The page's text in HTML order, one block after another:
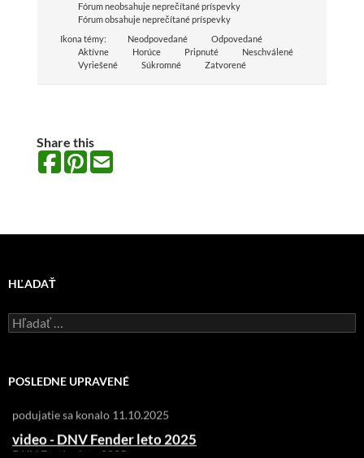
Fórum neobsahuje neprečítané príspevky
Fórum obsahuje neprečítané príspevky
Ikona témy:
Neodpovedané
Odpovedané
Aktívne
Horúce Pripnuté
Neschválené
Vyriešené
Súkromné Zatvorené
Share this
HĽADAŤ
Hľadať:
POSLEDNE UPRAVENÉ
R!SK-F1
oprava hriadeľu
podujatie sa konalo 11.10.2025
video - DNV Fender leto 2025
DNV Fender leto 2025